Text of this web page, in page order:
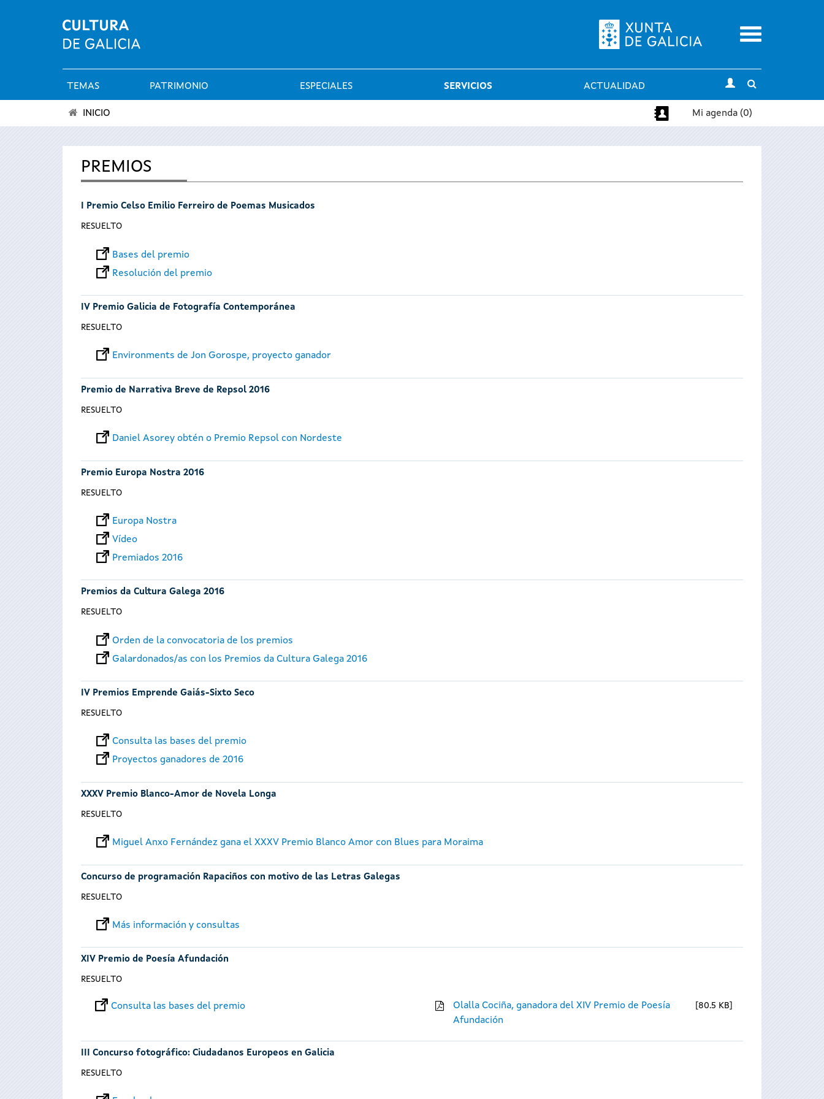
Menu
Menú
principal
TEMAS PATRIMONIO ESPECIALES SERVICIOS ACTUALIDAD
search
encuentra
aquí
INICIO Mi agenda (0)
PREMIOS
I Premio Celso Emilio Ferreiro de Poemas Musicados
RESUELTO
Bases del premio
Resolución del premio
IV Premio Galicia de Fotografía Contemporánea
RESUELTO
Environments de Jon Gorospe, proyecto ganador
Premio de Narrativa Breve de Repsol 2016
RESUELTO
Daniel Asorey obtén o Premio Repsol con Nordeste
Premio Europa Nostra 2016
RESUELTO
Europa Nostra
Vídeo
Premiados 2016
Premios da Cultura Galega 2016
RESUELTO
Orden de la convocatoria de los premios
Galardonados/as con los Premios da Cultura Galega 2016
IV Premios Emprende Gaiás-Sixto Seco
RESUELTO
Consulta las bases del premio
Proyectos ganadores de 2016
XXXV Premio Blanco-Amor de Novela Longa
RESUELTO
Miguel Anxo Fernández gana el XXXV Premio Blanco Amor con Blues para Moraima
Concurso de programación Rapaciños con motivo de las Letras Galegas
RESUELTO
Más información y consultas
XIV Premio de Poesía Afundación
RESUELTO
Consulta las bases del premio
Olalla Cociña, ganadora del XIV Premio de Poesía
Afundación
80.5 KB
III Concurso fotográfico: Ciudadanos Europeos en Galicia
RESUELTO